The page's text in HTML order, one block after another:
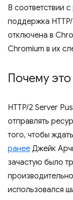
В соответствии с
поддержка
отключена в
Chromium в их
Почему
HTTP/2 Server
отправлять
того, чтобы
ранее Джейк
зачастую было
использовался